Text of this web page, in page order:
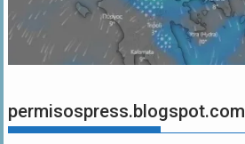
permisospress.blogspot.com